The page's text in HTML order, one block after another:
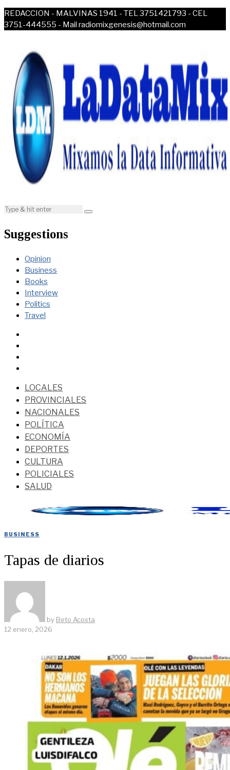
REDACCION - MALVINAS 1941 - TEL 3751421793 - CEL
3751-444555 - Mail radiomixgenesis@hotmail.com
Suggestions
Opinion
Business
Books
Interview
Politics
Travel
LOCALES
PROVINCIALES
NACIONALES
POLÍTICA
ECONOMÍA
DEPORTES
CULTURA
POLICIALES
SALUD
BUSINESS
Tapas de diarios
by Beto Acosta
12 enero, 2026